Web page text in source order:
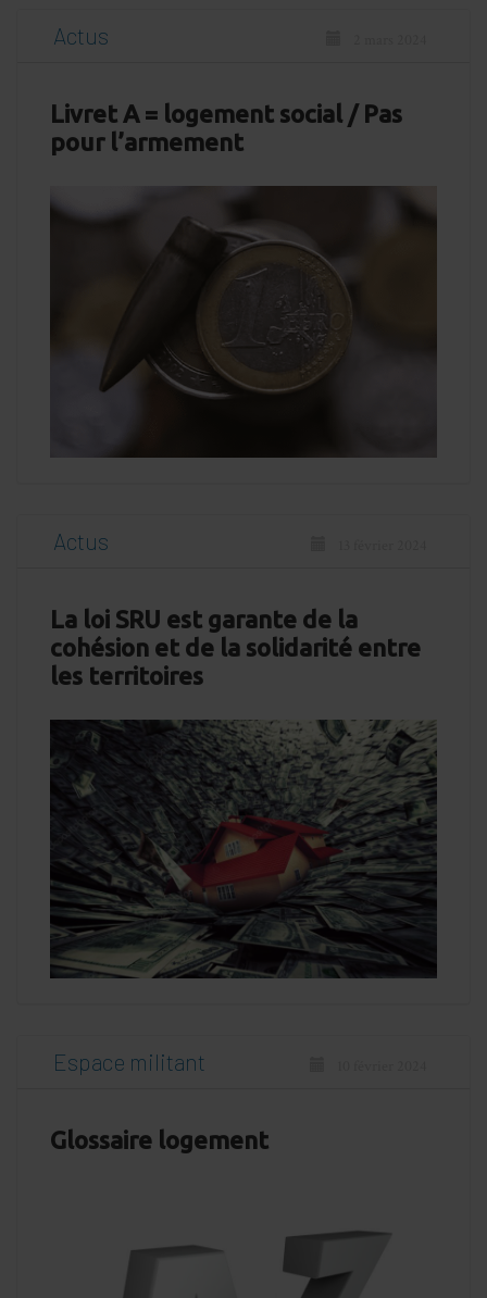
Actus
Livret A = logement social / Pas
pour l’armement
Actus
La loi SRU est garante de la
cohésion et de la solidarité entre
les territoires
Espace militant
Glossaire logement